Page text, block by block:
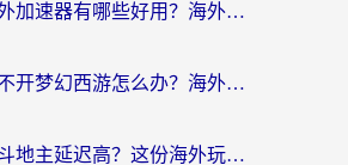
闪耀暖暖国外加速器有哪些好用？海外党亲测的国服游戏加速终极指南
在柬埔寨打不开梦幻西游怎么办？海外玩家国服游戏加速终极指南
国外打欢乐斗地主延迟高？这份海外玩家国服游戏加速指南帮你解决卡顿烦恼